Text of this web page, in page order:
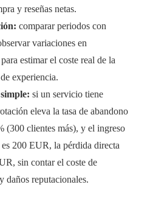
y reseñas netas.
comparar periodos con
variaciones en
estimar el coste real de la
experiencia.
si un servicio tiene
eleva la tasa de abandono
(300 clientes más), y el ingreso
200 EUR, la pérdida directa
sin contar el coste de
daños reputacionales.